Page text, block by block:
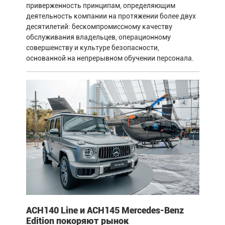
приверженность принципам, определяющим
деятельность компании на протяжении более двух
десятилетий: бескомпромиссному качеству
обслуживания владельцев, операционному
совершенству и культуре безопасности,
основанной на непрерывном обучении персонала.
ACH140 Line и ACH145 Mercedes-Benz
Edition покоряют рынок